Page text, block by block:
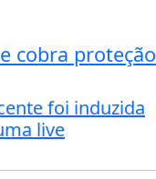
cobra proteção
foi induzida
live